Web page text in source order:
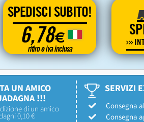
SPEDISCI SUBITO!
6,78€
ritiro e iva inclusa
UN AMICO
!!!
di un amico
0,10 €
SERVIZI
Consegna
Consegna